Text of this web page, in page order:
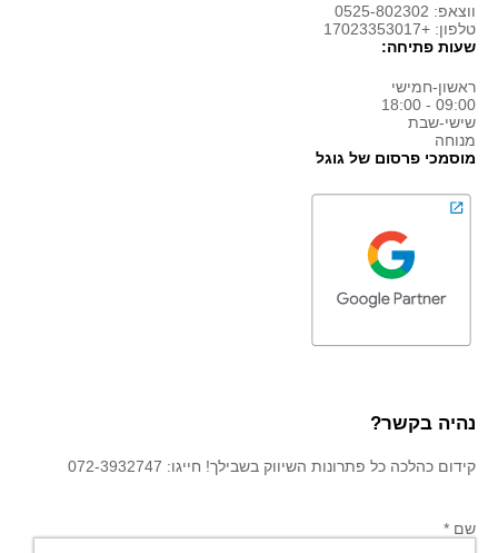
ווצאפ: 0525-802302
טלפון: +17023353017
שעות פתיחה:
ראשון-חמישי
09:00 - 18:00
שישי-שבת
מנוחה
מוסמכי פרסום של גוגל
נהיה בקשר?
קידום כהלכה כל פתרונות השיווק בשבילך! חייגו: 072-3932747
שם *